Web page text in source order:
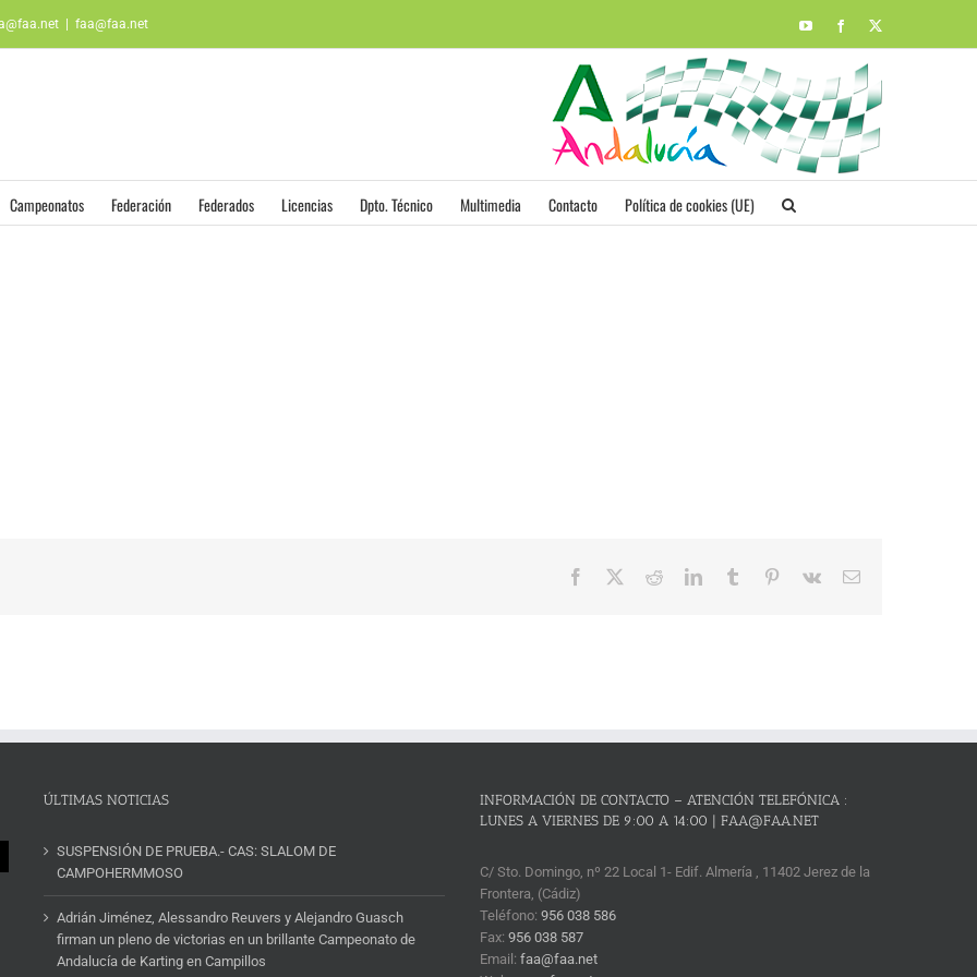
faa@faa.net YouTubeFacebook
Campeonatos Federación Federados Licencias Dpto. Técnico Multimedia Contacto Política de cookies (UE)
Facebook RedditLinkedInTumblr Pinterest
Vk
Correo
ÚLTIMAS NOTICIAS
SUSPENSIÓN DE PRUEBA.- CAS: SLALOM DE
CAMPOHERMMOSO
Adrián Jiménez, Alessandro Reuvers y Alejandro Guasch
firman un pleno de victorias en un brillante Campeonato de
Andalucía de Karting en Campillos
INFORMACIÓN DE CONTACTO – ATENCIÓN TELEFÓNICA :
LUNES A VIERNES DE 9:00 A 14:00 | FAA@FAA.NET
C/ Sto. Domingo, nº 22 Local 1- Edif. Almería , 11402 Jerez de la
Frontera, (Cádiz)
Teléfono:956 038 586
Fax:956 038 587
Email:faa@faa.net